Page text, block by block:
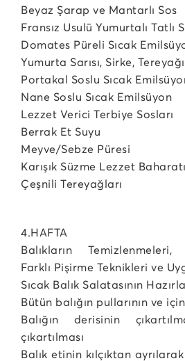
Beyaz Şarap ve Mantarlı Sos
Fransız Usulü Yumurtalı Tatlı
Domates Püreli Sıcak
Yumurta Sarısı, Sirke,
Portakal Soslu Sıcak
Nane Soslu Sıcak Emilsüyon
Lezzet Verici Terbiye Sosları
Berrak Et Suyu
Meyve/Sebze Püresi
Karışık Süzme Lezzet Baharatı
Çeşnili Tereyağları
4.HAFTA
Balıkların Temizlenmeleri,
Farklı Pişirme Teknikleri ve
Sıcak Balık Salatasının
Bütün balığın pullarının ve
Balığın derisinin
çıkartılması
Balık etinin kılçıktan